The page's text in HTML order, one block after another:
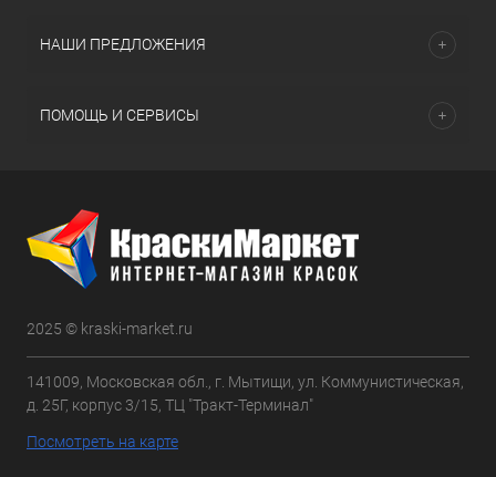
НАШИ ПРЕДЛОЖЕНИЯ
ПОМОЩЬ И СЕРВИСЫ
2025 © kraski-market.ru
141009, Московская обл., г. Мытищи, ул. Коммунистическая,
д. 25Г, корпус 3/15, ТЦ "Тракт-Терминал"
Посмотреть на карте